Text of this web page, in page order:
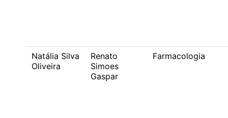
Natália Silva
Oliveira
Renato
Simoes
Gaspar
Farmacologia